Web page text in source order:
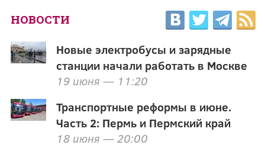
НОВОСТИ
Новые электробусы и зарядные
станции начали работать в Москве
19 июня — 11:20
Транспортные реформы в июне.
Часть 2: Пермь и Пермский край
18 июня — 20:00